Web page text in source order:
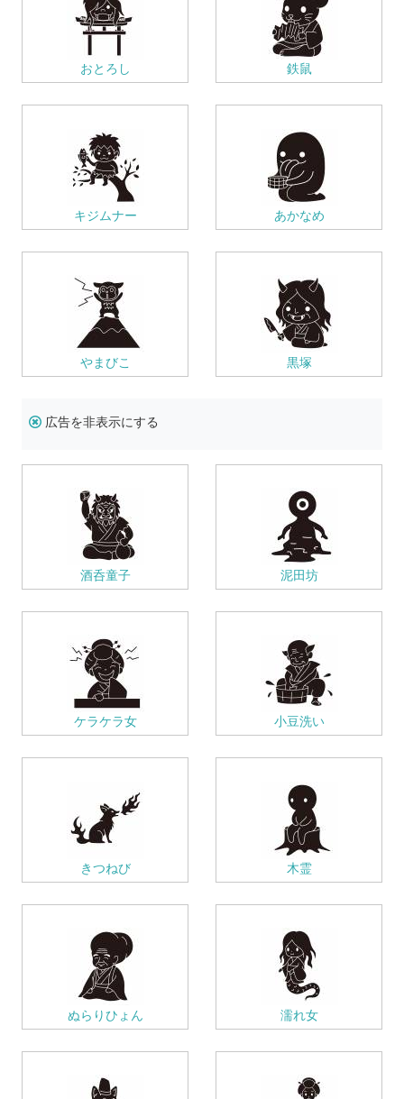
おとろし 鉄鼠
キジムナー あかなめ
やまびこ 黒塚
広告を非表示にする
酒呑童子 泥田坊
ケラケラ女 小豆洗い
きつねび 木霊
ぬらりひょん 濡れ女